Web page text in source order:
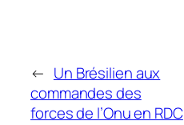
← Un Br ésilien aux
commandes des
forces de l’Onu en RDC